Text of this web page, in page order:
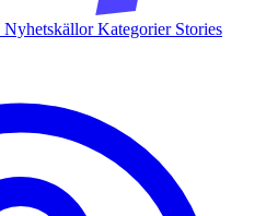
NyhetskällorKategorier Stories